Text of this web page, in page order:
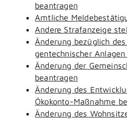
beantragen
Amtliche
Andere Strafanzeige
Änderung bezüglich
gentechnischer
Änderung der
beantragen
Änderung des
Ökokonto-Maßnahme
Änderung des